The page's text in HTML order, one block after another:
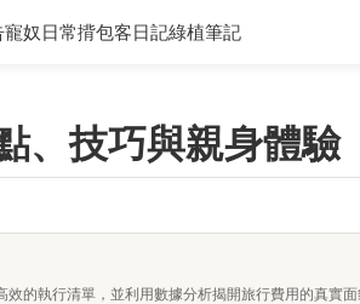
寵奴日常揹包客日記綠植筆記
、技巧與親身體驗
的執行清單，並利用數據分析揭開旅行費用的真實